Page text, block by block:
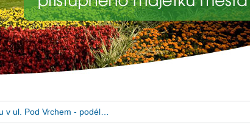
v ul. Pod Vrchem - podél…